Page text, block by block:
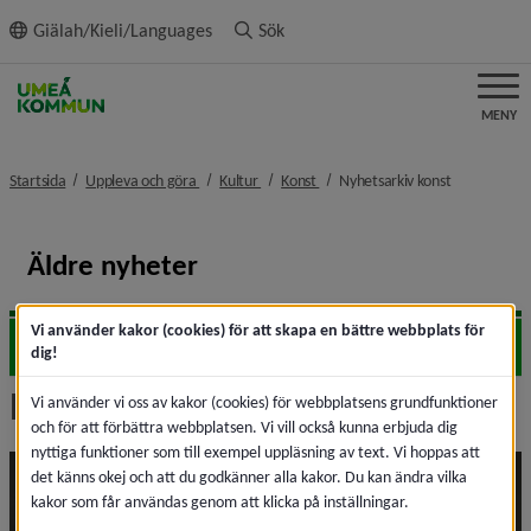
innehållet
Giälah/Kieli/Languages Sök
MENY
Startsida Uppleva och göra nivå i brödsmulenavigeringen
Kultur nivå i brödsmulenavigeringen
Konst nivå i brödsmulenavigeringen
Nyhetsarkiv konstnivå i
Äldre nyheter
2026
Nyhetsarkiv konst
Vi använder kakor (cookies) för att skapa en bättre webbplats för
dig!
Vi använder vi oss av kakor (cookies) för webbplatsens grundfunktioner
och för att förbättra webbplatsen. Vi vill också kunna erbjuda dig
nyttiga funktioner som till exempel uppläsning av text. Vi hoppas att
det känns okej och att du godkänner alla kakor. Du kan ändra vilka
kakor som får användas genom att klicka på inställningar.